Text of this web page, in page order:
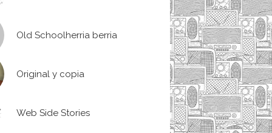
Old Schoolherria berria
Original y copia
Web Side Stories